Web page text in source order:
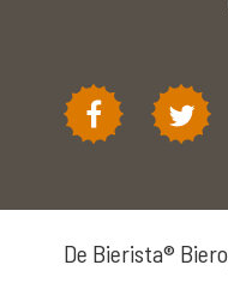
De Bierista®